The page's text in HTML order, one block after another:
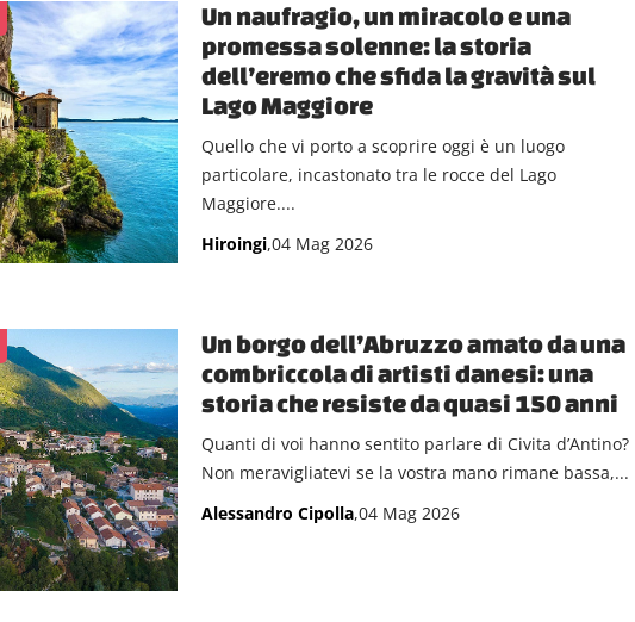
Un naufragio, un miracolo e una
promessa solenne: la storia
dell’eremo che sfida la gravità sul
Lago Maggiore
Quello che vi porto a scoprire oggi è un luogo
particolare, incastonato tra le rocce del Lago
Maggiore....
Hiroingi,04 Mag 2026
Un borgo dell’Abruzzo amato da una
combriccola di artisti danesi: una
storia che resiste da quasi 150 anni
Quanti di voi hanno sentito parlare di Civita d’Antino?
Non meravigliatevi se la vostra mano rimane bassa,...
Alessandro Cipolla,04 Mag 2026